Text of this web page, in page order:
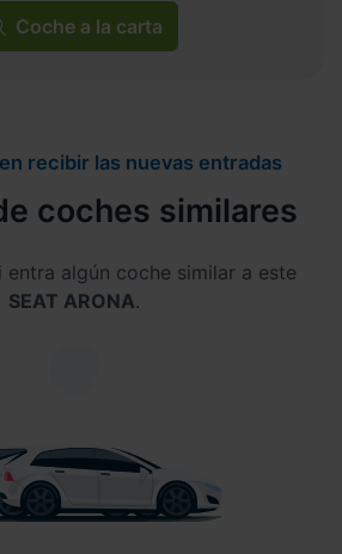
Coche a la carta
recibir las nuevas entradas
coches similares
entra algún coche similar a este
SEAT ARONA.